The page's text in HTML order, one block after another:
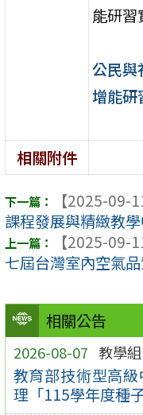
相關公告
2026-08-07 教學組
教育部技術型高
理「115學年度種
能研習
公民與
增能研
相關附件
【2025-09-
課程發展與精緻教
【2025-09-
七屆台灣室內空氣